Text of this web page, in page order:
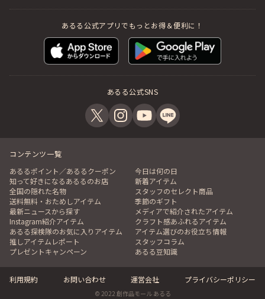
あるる公式アプリでもっとお得＆便利に！
あるる公式SNS
コンテンツ一覧
あるるポイント／あるるクーポン
今日は何の日
知って好きになるあるるのお店
新着アイテム
全国の隠れた名物
スタッフのセレクト商品
送料無料・おためしアイテム
季節のギフト
最新ニュースから探す
メディアで紹介されたアイテム
Instagram紹介アイテム
クラフト感あふれるアイテム
あるる探検隊のお気に入りアイテム
アイテム選びのお役立ち情報
推しアイテムレポート
スタッフコラム
プレゼントキャンペーン
あるる豆知識
利用規約 お問い合わせ 運営会社 プライバシーポリシー
© 2022 創作品モール あるる